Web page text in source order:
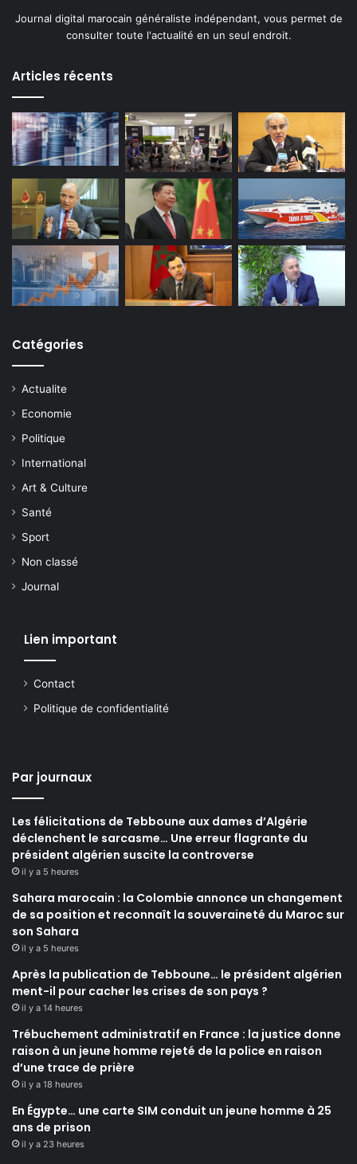
Journal digital marocain généraliste indépendant, vous permet de
consulter toute l'actualité en un seul endroit.
Articles récents
Catégories
Actualite
Economie
Politique
International
Art & Culture
Santé
Sport
Non classé
Journal
Lien important
Contact
Politique de confidentialité
Par journaux
Les félicitations de Tebboune aux dames d’Algérie
déclenchent le sarcasme… Une erreur flagrante du
président algérien suscite la controverse
il y a 5 heures
Sahara marocain : la Colombie annonce un changement
de sa position et reconnaît la souveraineté du Maroc sur
son Sahara
il y a 5 heures
Après la publication de Tebboune… le président algérien
ment-il pour cacher les crises de son pays ?
il y a 14 heures
Trébuchement administratif en France : la justice donne
raison à un jeune homme rejeté de la police en raison
d’une trace de prière
il y a 18 heures
En Égypte… une carte SIM conduit un jeune homme à 25
ans de prison
il y a 23 heures